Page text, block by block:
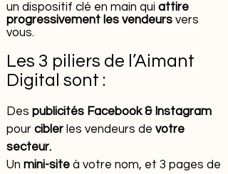
un dispositif clé en main qui attire
progressivement les vendeurs vers
vous.
Les 3 piliers de l’Aimant
Digital sont :
Des publicités Facebook & Instagram
pour cibler les vendeurs de votre
secteur.
Un mini-site à votre nom, et 3 pages de